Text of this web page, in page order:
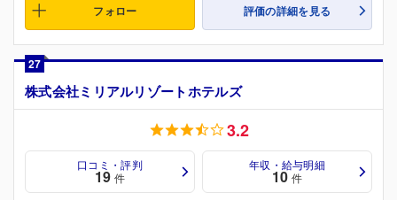
フォロー 評価の詳細を見る
27
株式会社ミリアルリゾートホテルズ
3.2
口コミ・評判
19 件
年収・給与明細
10 件